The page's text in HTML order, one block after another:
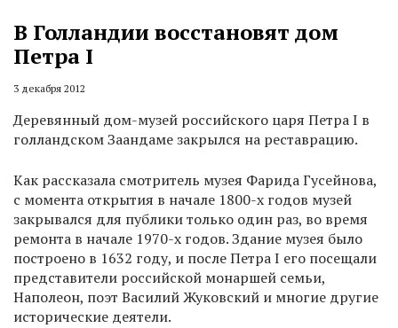
В Голландии восстановят дом
Петра I
3 декабря 2012
Деревянный дом-музей российского царя Петра I в
голландском Заандаме закрылся на реставрацию.
Как рассказала смотритель музея Фарида Гусейнова,
с момента открытия в начале 1800-х годов музей
закрывался для публики только один раз, во время
ремонта в начале 1970-х годов. Здание музея было
построено в 1632 году, и после Петра I его посещали
представители российской монаршей семьи,
Наполеон, поэт Василий Жуковский и многие другие
исторические деятели.